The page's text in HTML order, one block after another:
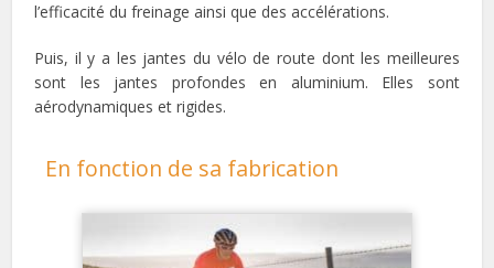
l’efficacité du freinage ainsi que des accélérations.
Puis, il y a les jantes du vélo de route dont les meilleures
sont les jantes profondes en aluminium. Elles sont
aérodynamiques et rigides.
En fonction de sa fabrication